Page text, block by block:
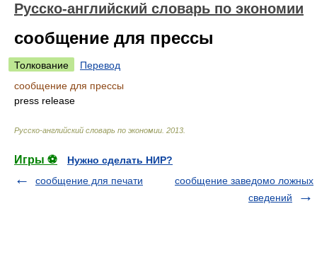
Русско-английский словарь по экономии
сообщение для прессы
Толкование
Перевод
сообщение для прессы
press release
Русско-английский словарь по экономии 2013
Игры ⚽
Нужно сделать НИР?
сообщение для печати
сообщение заведомо ложных
сведений